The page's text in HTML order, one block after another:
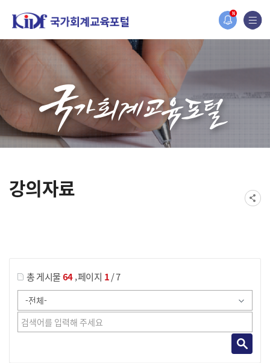
N
홈페이지가 새롭게 개편되었습니다.
한국조세재정연구원홈페이지가 새롭게 개설되었습니다.
강의자료
총 게시물64,페이지 1/ 7